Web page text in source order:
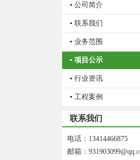
▪ 公司简介
▪ 联系我们
▪ 业务范围
▪ 项目公示
▪ 行业资讯
▪ 工程案例
联系我们
电话：13414466875
邮箱：